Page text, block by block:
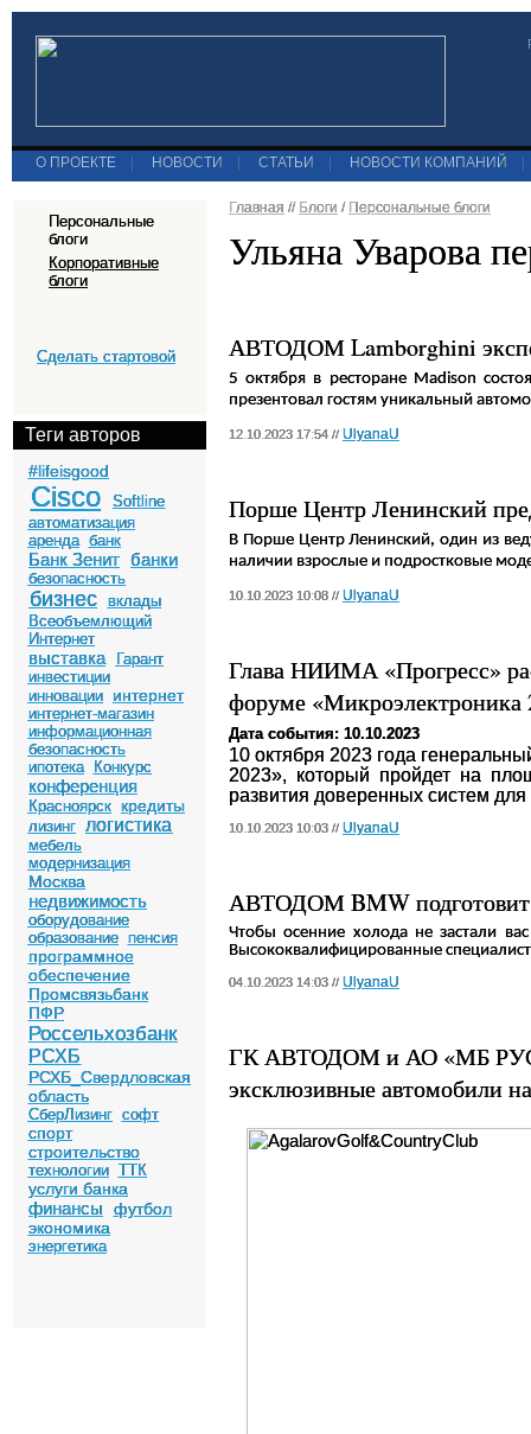
О ПРОЕКТЕ НОВОСТИ СТАТЬИ НОВОСТИ КОМПАНИЙ
Персональные
блоги
Корпоративные
блоги
Сделать стартовой
Теги авторов
#lifeisgood
Cisco
Softline
автоматизация
аренда банк
Банк Зенит банки
безопасность
бизнес
вклады
Всеобъемлющий
Интернет
выставка
Гарант
инвестиции
инновации
интернет
интернет-магазин
информационная
безопасность
ипотека
Конкурс
конференция
Красноярск кредиты
лизинг логистика
мебель
модернизация
Москва
недвижимость
оборудование
образование пенсия
программное
обеспечение
Промсвязьбанк
ПФР
Россельхозбанк
РСХБ
РСХБ_Свердловская
область
СберЛизинг софт
спорт
строительство
технологии ТТК
услуги банка
финансы
футбол
экономика
энергетика
Главная // Блоги / Персональные блоги
Ульяна Уварова
АВТОДОМ Lamborghini
5 октября в ресторане Madison
презентовал гостям уникальный
12.10.2023 17:54 // UlyanaU
Порше Центр Ленинский
В Порше Центр Ленинский, один из
наличии взрослые и подростковые
10.10.2023 10:08 // UlyanaU
Глава НИИМА «Прогресс»
форуме «Микроэлектроника
Дата события: 10.10.2023
10 октября 2023 года
2023», который пройдет на
развития доверенных систем
10.10.2023 10:03 // UlyanaU
АВТОДОМ BMW подготовит
Чтобы осенние холода не застали
Высококвалифицированные
04.10.2023 14:03 // UlyanaU
ГК АВТОДОМ и АО «МБ РУС»
эксклюзивные автомобили